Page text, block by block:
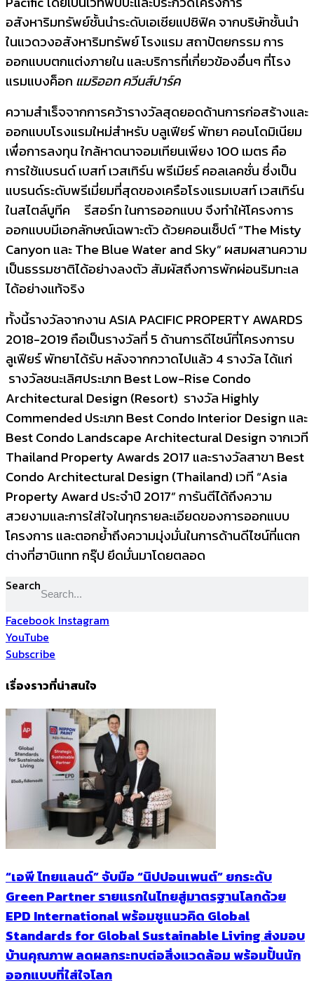
อสังหาริมทรัพย์ชั้นนำระดับเอเชียแปซิฟิค จากบริษัทชั้นนำ
ในแวดวงอสังหาริมทรัพย์ โรงแรม สถาปัตยกรรม การ
ออกแบบตกแต่งภายใน และบริการที่เกี่ยวข้องอื่นๆ ที่โรง
แรมแบงค็อก แมริออท ควีนส์ปาร์ค
ความสำเร็จจากการคว้ารางวัลสุดยอดด้านการก่อสร้างและ
ออกแบบโรงแรมใหม่สำหรับ บลูเฟียร์ พัทยา คอนโดมิเนียม
เพื่อการลงทุน ใกล้หาดนาจอมเทียนเพียง 100 เมตร คือ
การใช้แบรนด์ เบสท์ เวสเทิร์น พรีเมียร์ คอลเลคชั่น ซึ่งเป็น
แบรนด์ระดับพรีเมี่ยมที่สุดของเครือโรงแรมเบสท์ เวสเทิร์น
ในสไตล์บูทีค รีสอร์ท ในการออกแบบ จึงทำให้โครงการ
ออกแบบมีเอกลักษณ์เฉพาะตัว ด้วยคอนเซ็ปต์ “The Misty
Canyon และ The Blue Water and Sky” ผสมผสานความ
เป็นธรรมชาติได้อย่างลงตัว สัมผัสถึงการพักผ่อนริมทะเล
ได้อย่างแท้จริง
ทั้งนี้รางวัลจากงาน ASIA PACIFIC PROPERTY AWARDS
2018-2019 ถือเป็นรางวัลที่ 5 ด้านการดีไซน์ที่โครงการบ
ลูเฟียร์ พัทยาได้รับ หลังจากกวาดไปแล้ว 4 รางวัล ได้แก่
รางวัลชนะเลิศประเภท Best Low-Rise Condo
Architectural Design (Resort) รางวัล Highly
Commended ประเภท Best Condo Interior Design และ
Best Condo Landscape Architectural Design จากเวที
Thailand Property Awards 2017 และรางวัลสาขา Best
Condo Architectural Design (Thailand) เวที “Asia
Property Award ประจำปี 2017” การันตีได้ถึงความ
สวยงามและการใส่ใจในทุกรายละเอียดของการออกแบบ
โครงการ และตอกย้ำถึงความมุ่งมั่นในการด้านดีไซน์ที่แตก
ต่างที่ฮาบิแทท กรุ๊ป ยึดมั่นมาโดยตลอด
Search
Facebook Instagram
YouTube
Subscribe
เรื่องราวที่น่าสนใจ
“เอพี ไทยแลนด์” จับมือ “นิปปอนเพนต์” ยกระดับ
Green Partner รายแรกในไทยสู่มาตรฐานโลกด้วย
EPD International พร้อมชูแนวคิด Global
Standards for Global Sustainable Living ส่งมอบ
บ้านคุณภาพ ลดผลกระทบต่อสิ่งแวดล้อม พร้อมปั้นนัก
ออกแบบที่ใส่ใจโลก